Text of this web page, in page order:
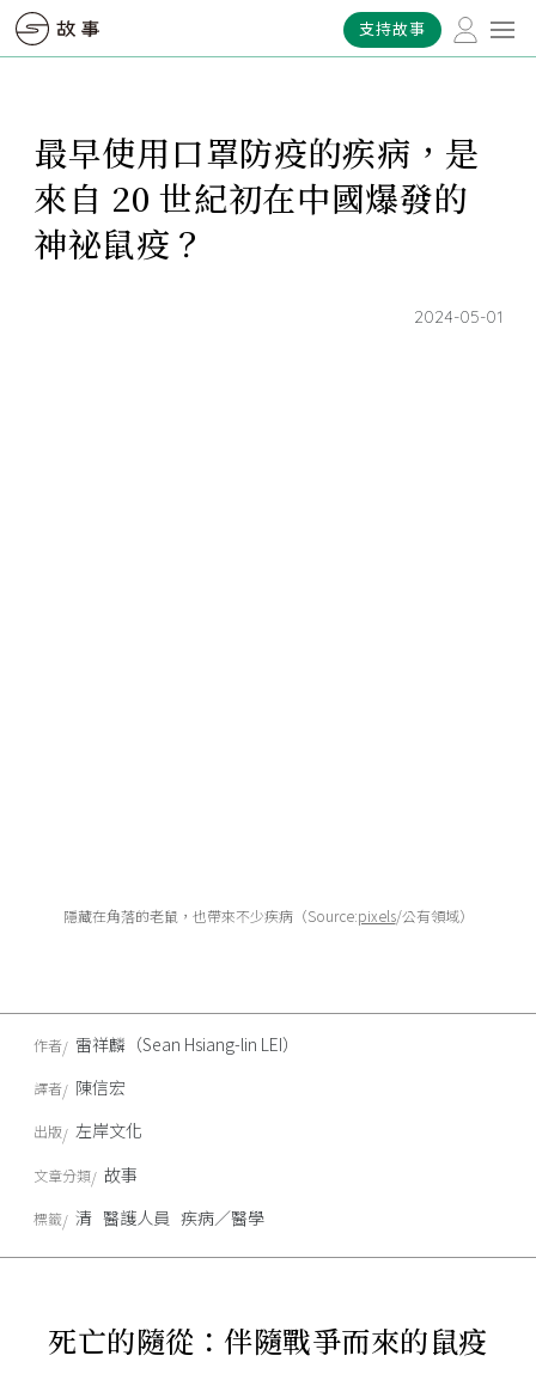
支持故事
最早使用口罩防疫的疾病，是
來自 20 世紀初在中國爆發的
神祕鼠疫？
2024-05-01
隱藏在角落的老鼠，也帶來不少疾病（Source:pixels/公有領域）
死亡的隨從：伴隨戰爭而來的鼠疫
作者 雷祥麟（Sean Hsiang-lin LEI）
譯者 陳信宏
出版 左岸文化
文章分類 故事
標籤 清 醫護人員 疾病／醫學